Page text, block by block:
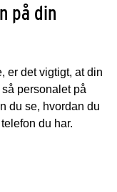
på din
er det vigtigt, at din
personalet på
du se, hvordan du
du har.